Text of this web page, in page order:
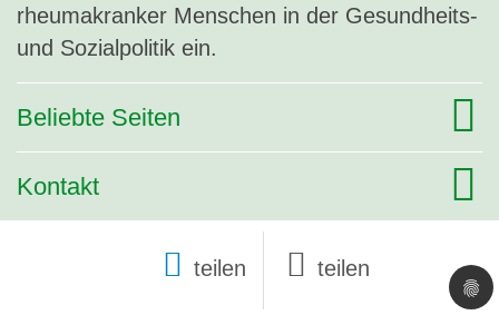
rheumakranker Menschen in der Gesundheits-
und Sozialpolitik ein.
Beliebte Seiten
Kontakt
teilen